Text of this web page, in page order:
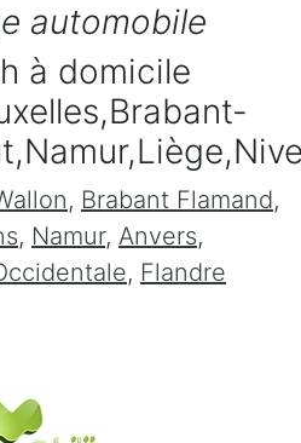
automobile
à domicile
, Brabant Flamand,
, Namur, Anvers,
, Flandre